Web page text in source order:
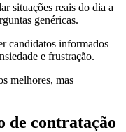
situações reais do dia a
genéricas.
candidatos informados
e frustração.
melhores, mas
de contratação